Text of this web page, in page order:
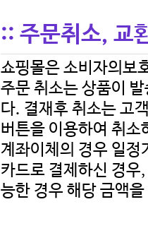
:: 주문취소, 교
쇼핑몰은 소비자의보
버튼을 이용하여 취소
계좌이체의 경우 일정
능한 경우 해당 금액